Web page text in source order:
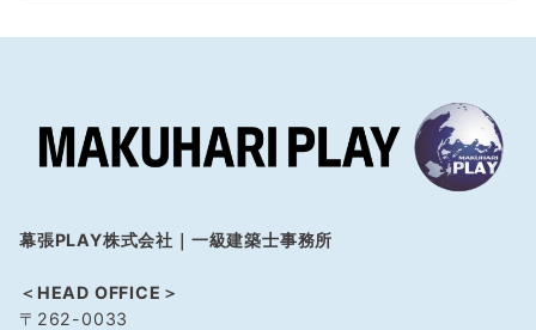
ョ
幕張PLAY株式会社｜一級建築士事務所
＜HEAD OFFICE＞
〒262-0033